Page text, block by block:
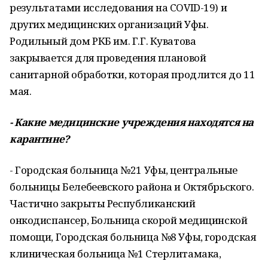
результатами исследования на COVID-19) и
других медицинских организаций Уфы.
Родильный дом РКБ им. Г.Г. Куватова
закрывается для проведения плановой
санитарной обработки, которая продлится до 11
мая.
- Какие медицинские учреждения находятся на
карантине?
- Городская больница №21 Уфы, центральные
больницы Белебеевского района и Октябрьского.
Частично закрыты Республиканский
онкодиспансер, Больница скорой медицинской
помощи, Городская больница №8 Уфы, городская
клиническая больница №1 Стерлитамака,